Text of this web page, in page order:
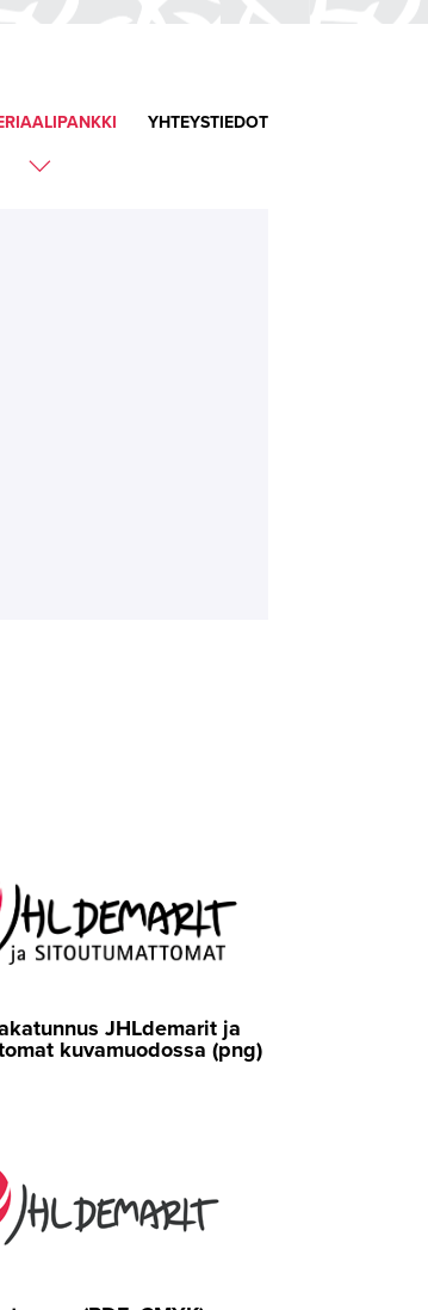
YHTEYSTIEDOT
JHLdemarit ja
kuvamuodossa (png)